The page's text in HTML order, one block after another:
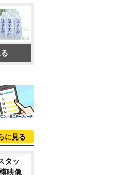
に見る
タッ
映像